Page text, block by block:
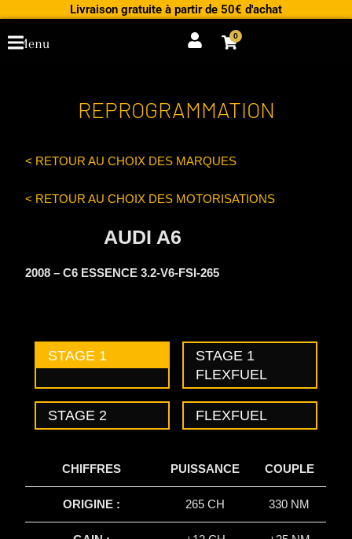
contenu
Livraison gratuite à partir de 50€ d'achat
0
Cart
Menu
REPROGRAMMATION
< RETOUR AU CHOIX DES MARQUES
< RETOUR AU CHOIX DES MOTORISATIONS
AUDI A6
2008 – C6 ESSENCE 3.2-V6-FSI-265
STAGE 1
STAGE 1
FLEXFUEL
STAGE 2 FLEXFUEL
CHIFFRES PUISSANCE COUPLE
ORIGINE : 265 CH 330 NM